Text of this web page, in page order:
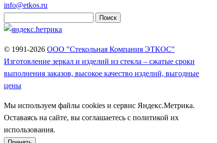
info@etkos.ru
© 1991-2026 ООО "Стекольная Компания ЭТКОС"
Изготовление зеркал и изделий из стекла – сжатые сроки
выполнения заказов, высокое качество изделий, выгодные
цены
Мы используем файлы cookies и сервис Яндекс.Метрика.
Оставаясь на сайте, вы соглашаетесь с политикой их
использования.